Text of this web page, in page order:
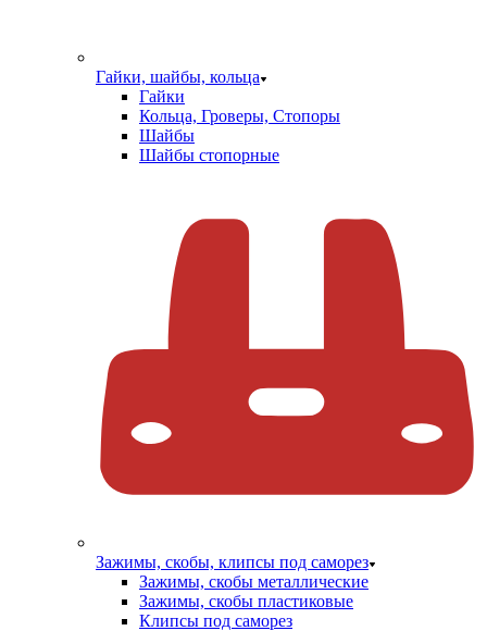
Гайки, шайбы, кольца
Гайки
Кольца, Гроверы, Стопоры
Шайбы
Шайбы стопорные
Зажимы, скобы, клипсы под саморез
Зажимы, скобы металлические
Зажимы, скобы пластиковые
Клипсы под саморез